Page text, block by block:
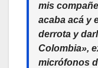
mis
acaba acá y
derrota y
Colombia»,
micrófonos